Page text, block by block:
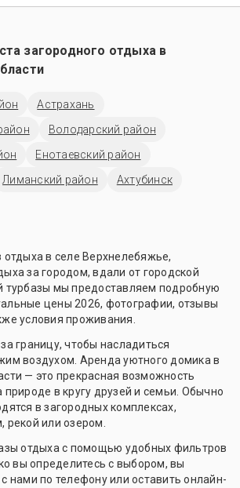
загородного отдыха в
Астрахань
Володарский район
Енотаевский район
Лиманский район
Ахтубинск
отдыха в селе Верхнелебяжье,
за городом, вдали от городской
турбазы мы предоставляем подробную
цены 2026, фотографии, отзывы
условия проживания.
границу, чтобы насладиться
воздухом. Аренда уютного домика в
— это прекрасная возможность
природе в кругу друзей и семьи. Обычно
в загородных комплексах,
рекой или озером.
отдыха с помощью удобных фильтров
вы определитесь с выбором, вы
нами по телефону или оставить онлайн-